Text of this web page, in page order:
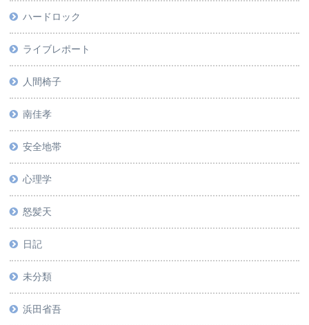
ハードロック
ライブレポート
人間椅子
南佳孝
安全地帯
心理学
怒髪天
日記
未分類
浜田省吾